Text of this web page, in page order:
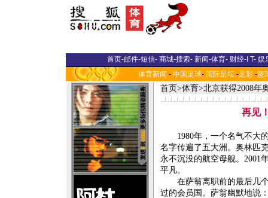
首页-邮件-短信- 商城-搜索- 新闻-体育- 财经-I T- 娱
体育新闻 - 中国足球- 国际足坛 -足彩 -篮
首页>体育>北京获得2008年
再见
1980年，一个名气不大的
名字传遍了五大洲。奥林匹
永不沉没的航空母舰。2001
平凡。
在萨翁离职前的最后几个
过的会员国。萨翁幽默地说